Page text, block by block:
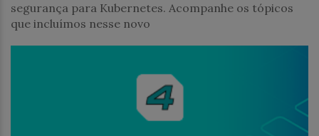
segurança para Kubernetes. Acompanhe os tópicos
que incluímos nesse novo